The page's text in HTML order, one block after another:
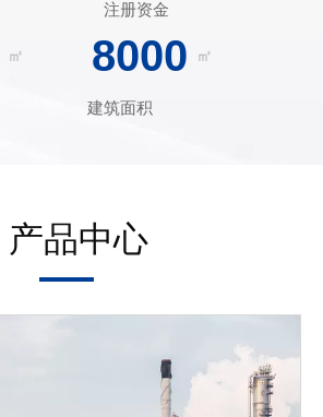
注册资金
㎡ 8000 ㎡
建筑面积
产品中心